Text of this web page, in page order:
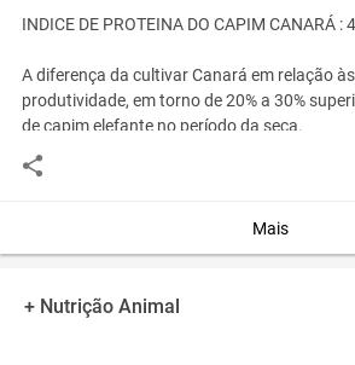
INDICE DE PROTEINA DO CAPIM CANARÁ :
A diferença da cultivar Canará em relação
produtividade, em torno de 20% a 30%
de capim elefante no período da seca.
No entanto, a Canará possui ainda outro
Entre os cuidado de manejo, o produtor não
ou 3 meses, além de ficar atento ao período
Mais
+ Nutrição Animal